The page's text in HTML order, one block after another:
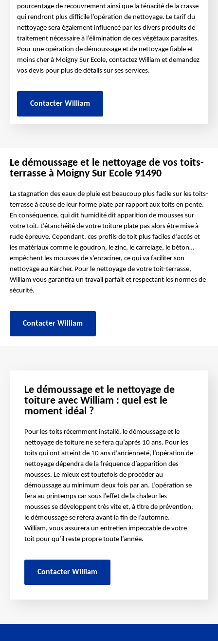
pourcentage de recouvrement ainsi que la ténacité de la crasse
qui rendront plus difficile l’opération de nettoyage. Le tarif du
nettoyage sera également influencé par les divers produits de
traitement nécessaire à l’élimination de ces végétaux parasites.
Pour une opération de démoussage et de nettoyage fiable et
moins cher à Moigny Sur Ecole, contactez William et demandez
vos devis pour plus de détails sur ses services.
Contacter William
Le démoussage et le nettoyage de vos toits-
terrasse à Moigny Sur Ecole 91490
La stagnation des eaux de pluie est beaucoup plus facile sur les toits-
terrasse à cause de leur forme plate par rapport aux toits en pente.
En conséquence, qui dit humidité dit apparition de mousses sur
votre toit. L’étanchéité de votre toiture plate pas alors être mise à
rude épreuve. Cependant, ces profils de toit plus faciles d’accès et
les matériaux comme le goudron, le zinc, le carrelage, le béton…
empêchent les mousses de s’enraciner, ce qui va faciliter son
nettoyage au Kärcher. Pour le nettoyage de votre toit-terrasse,
William vous garantira un travail parfait et respectant les normes de
sécurité.
Contacter William
Le démoussage et le nettoyage de
toiture avec William : quel est le
moment idéal ?
Pour les toits récemment installé, le démoussage et le
nettoyage de toiture ne se fera qu’après 10 ans. Pour les
toits qui ont atteint de 10 ans d’ancienneté, l’opération de
nettoyage dépendra de la fréquence d’apparition des
mousses. Le mieux est toutefois de procéder au
démoussage au minimum deux fois par an. L’opération se
fera au printemps car sous l’effet de la chaleur les
mousses se développent très vite et, à titre de prévention,
le démoussage se refera avant la fin de l’automne.
William, vous assurera un entretien impeccable de votre
toit pour qu’il reste propre toute l’année.
Contacter William